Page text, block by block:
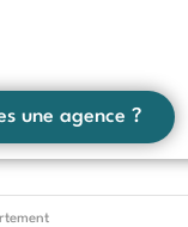
une agence ?